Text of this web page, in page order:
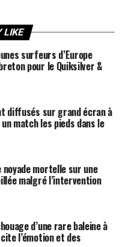
LIKE
surfeurs d’Europe
pour le Quiksilver &
diffusés sur grand écran à
match les pieds dans le
noyade mortelle sur une
malgré l’intervention
d’une rare baleine à
l’émotion et des